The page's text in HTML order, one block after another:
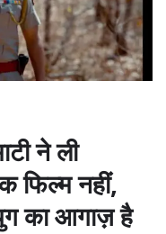
ने ली
फिल्म नहीं,
का आगाज़ है